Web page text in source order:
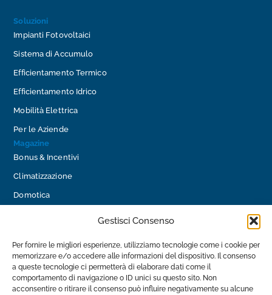
Gestisci Consenso
Per fornire le migliori esperienze, utilizziamo tecnologie come i cookie per
memorizzare e/o accedere alle informazioni del dispositivo. Il consenso
a queste tecnologie ci permetterà di elaborare dati come il
comportamento di navigazione o ID unici su questo sito. Non
acconsentire o ritirare il consenso può influire negativamente su alcune
Soluzioni
Impianti Fotovoltaici
Sistema di Accumulo
Efficientamento Termico
Efficientamento Idrico
Mobilità Elettrica
Per le Aziende
Magazine
Bonus & Incentivi
Climatizzazione
Domotica
Impianti Idraulici
Mobilità Elettrica
Contatti